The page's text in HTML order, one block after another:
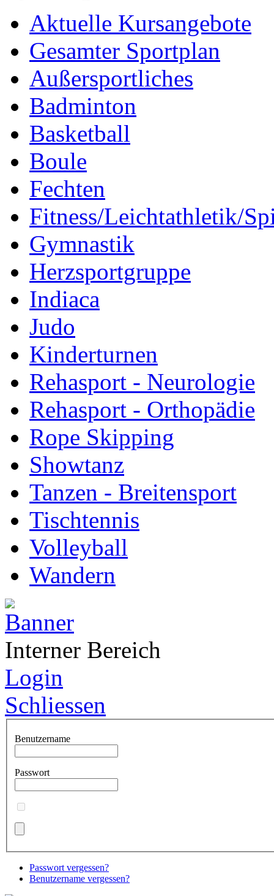
Aktuelle Kursangebote
Gesamter Sportplan
Außersportliches
Badminton
Basketball
Boule
Fechten
Fitness/Leichtathletik/
Gymnastik
Herzsportgruppe
Indiaca
Judo
Kinderturnen
Rehasport - Neurologie
Rehasport - Orthopädie
Rope Skipping
Showtanz
Tanzen - Breitensport
Tischtennis
Volleyball
Wandern
Interner Bereich
Login
Schliessen
Benutzername
Passwort
Passwort vergessen?
Benutzername vergessen?